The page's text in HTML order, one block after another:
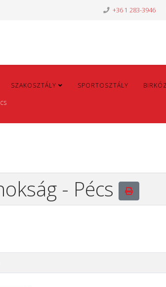
+36 1 283-3946
SZAKOSZTÁLY SPORTOSZTÁLY
- Pécs